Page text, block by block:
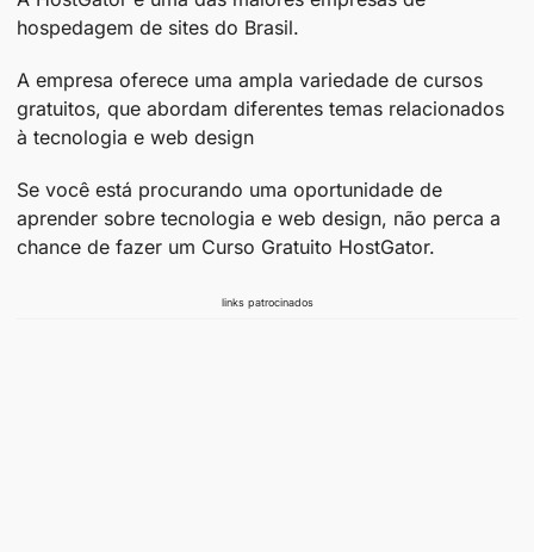
hospedagem de sites do Brasil.
A empresa oferece uma ampla variedade de cursos
gratuitos, que abordam diferentes temas relacionados
à tecnologia e web design
Se você está procurando uma oportunidade de
aprender sobre tecnologia e web design, não perca a
chance de fazer um Curso Gratuito HostGator.
links patrocinados